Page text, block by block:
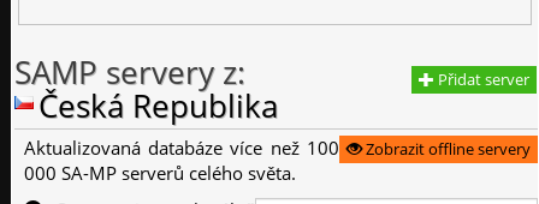
Přidat server
SAMP servery z:
Česká Republika
Zobrazit offline servery
Aktualizovaná databáze více než 100
000 SA-MP serverů celého světa.